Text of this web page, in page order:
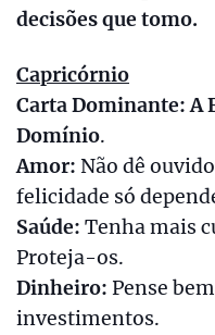
decisões que tomo.
Capricórnio
Carta Dominante: A
Domínio.
Amor: Não dê
felicidade só
Saúde: Tenha mais
Proteja-os.
Dinheiro: Pense
investimentos.